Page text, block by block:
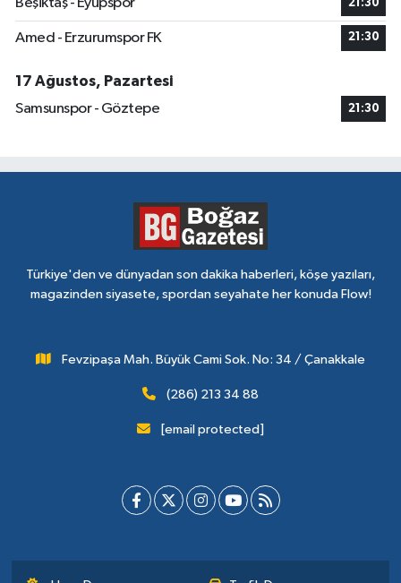
Beşiktaş - Eyüpspor 21:30
Amed - Erzurumspor FK 21:30
17 Ağustos, Pazartesi
Samsunspor - Göztepe
21:30
Türkiye'den ve dünyadan son dakika haberleri, köşe yazıları,
magazinden siyasete, spordan seyahate her konuda Flow!
Fevzipaşa Mah. Büyük Cami Sok. No: 34 / Çanakkale
(286) 213 34 88
[email protected]